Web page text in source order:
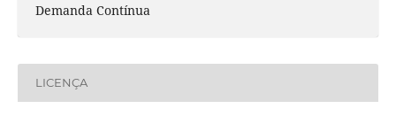
Demanda Contínua
LICENÇA